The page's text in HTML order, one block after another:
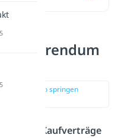
offerendum
im Video springen
Kaufverträge